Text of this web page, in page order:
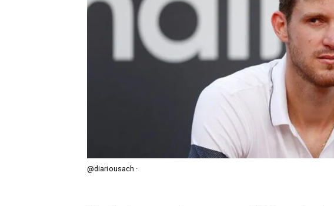
@diariousach ·